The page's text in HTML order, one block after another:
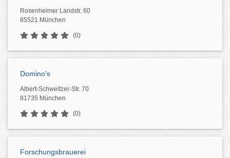
Rosenheimer Landstr. 60
85521 München
(0)
Domino's
Albert-Schweitzer-Str. 70
81735 München
(0)
Forschungsbrauerei